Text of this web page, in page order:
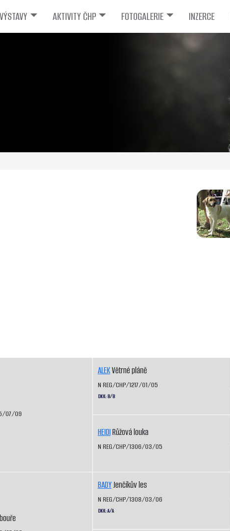
VÝSTAVY AKTIVITY ČHP FOTOGALERIE INZERCE
07/09
ALEKVětrné pláně
N REG/CHP/1217/01/05
DKK: B/B
HEIDIRůžová louka
N REG/CHP/1306/03/05
BADYJenčíkův les
N REG/CHP/1308/03/06
DKK: A/A